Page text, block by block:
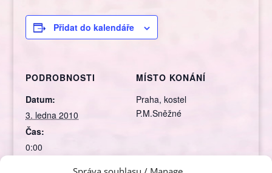
Přidat do kalendáře
PODROBNOSTI
Datum:
3. ledna 2010
Čas:
0:00
MÍSTO KONÁNÍ
Praha, kostel
P.M.Sněžné